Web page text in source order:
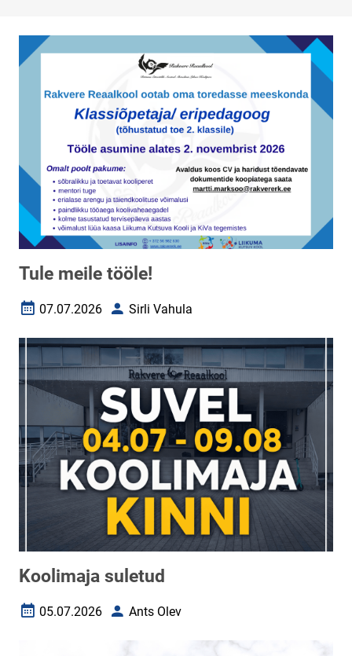
Tule meile tööle!
Loomise kuupäev
07.07.2026 AutorSirli Vahula
Koolimaja suletud
Loomise kuupäev
05.07.2026 AutorAnts Olev